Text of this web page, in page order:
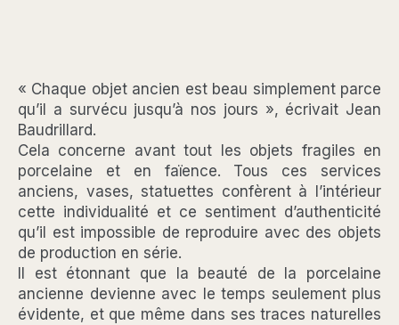
« Chaque objet ancien est beau simplement parce
qu’il a survécu jusqu’à nos jours », écrivait Jean
Baudrillard.
Cela concerne avant tout les objets fragiles en
porcelaine et en faïence. Tous ces services
anciens, vases, statuettes confèrent à l’intérieur
cette individualité et ce sentiment d’authenticité
qu’il est impossible de reproduire avec des objets
de production en série.
Il est étonnant que la beauté de la porcelaine
ancienne devienne avec le temps seulement plus
évidente, et que même dans ses traces naturelles